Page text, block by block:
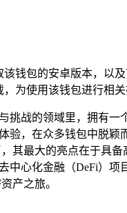
钱包的安卓版本，以
为使用该钱包进行相关
战的领域里，拥有一
，在众多钱包中脱颖
其最大的亮点在于具
中心化金融（DeFi）项
产之旅。